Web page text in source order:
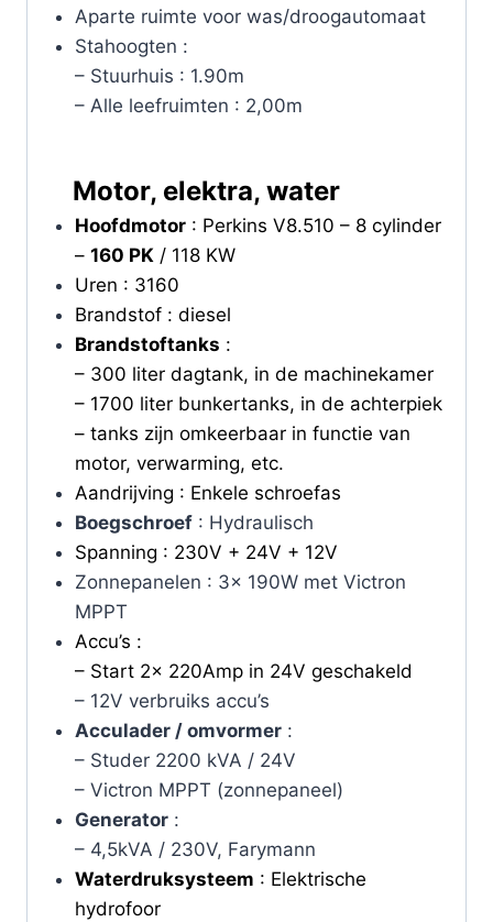
Aparte ruimte voor was/droogautomaat
Stahoogten :
– Stuurhuis : 1.90m
– Alle leefruimten : 2,00m
Motor, elektra, water
Hoofdmotor: Perkins V8.510 – 8 cylinder
– 160 PK/ 118 KW
Uren : 3160
Brandstof : diesel
Brandstoftanks :
– 300 liter dagtank, in de machinekamer
– 1700 liter bunkertanks, in de achterpiek
– tanks zijn omkeerbaar in functie van
motor, verwarming, etc.
Aandrijving : Enkele schroefas
Boegschroef: Hydraulisch
Spanning : 230V + 24V + 12V
Zonnepanelen : 3x 190W met Victron
MPPT
Accu’s :
– Start 2x 220Amp in 24V geschakeld
– 12V verbruiks accu’s
Acculader / omvormer:
– Studer 2200 kVA / 24V
– Victron MPPT (zonnepaneel)
Generator:
– 4,5kVA / 230V, Farymann
Waterdruksysteem : Elektrische
hydrofoor